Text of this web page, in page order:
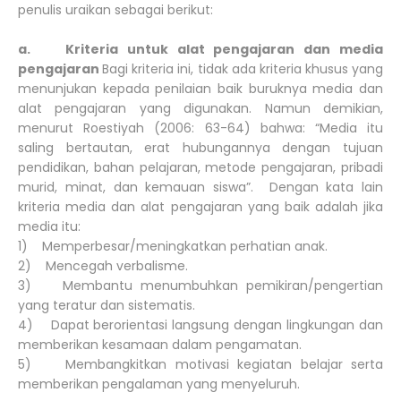
penulis uraikan sebagai berikut:
a. Kriteria untuk alat pengajaran dan media
pengajaranBagi kriteria ini, tidak ada kriteria khusus yang
menunjukan kepada penilaian baik buruknya media dan
alat pengajaran yang digunakan. Namun demikian,
menurut Roestiyah (2006: 63-64) bahwa: “Media itu
saling bertautan, erat hubungannya dengan tujuan
pendidikan, bahan pelajaran, metode pengajaran, pribadi
murid, minat, dan kemauan siswa”. Dengan kata lain
kriteria media dan alat pengajaran yang baik adalah jika
media itu:
1) Memperbesar/meningkatkan perhatian anak.
2) Mencegah verbalisme.
3) Membantu menumbuhkan pemikiran/pengertian
yang teratur dan sistematis.
4) Dapat berorientasi langsung dengan lingkungan dan
memberikan kesamaan dalam pengamatan.
5) Membangkitkan motivasi kegiatan belajar serta
memberikan pengalaman yang menyeluruh.